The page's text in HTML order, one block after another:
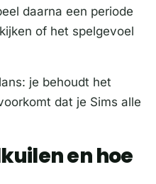
daarna een periode
of het spelgevoel
je behoudt het
dat je Sims alle
en hoe